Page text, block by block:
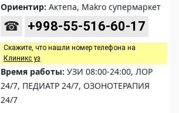
Ориентир: Актепа, Makro супермаркет
☎ +998-55-516-60-17
Скажите, что нашли номер телефона на
Клиникс уз
Время работы: УЗИ 08:00-24:00, ЛОР
24/7, ПЕДИАТР 24/7, ОЗОНОТЕРАПИЯ
24/7